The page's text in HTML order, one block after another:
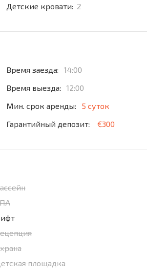
Детские кровати: 2
Время заезда:
14:00
Время выезда:
12:00
Мин. срок аренды:
5 суток
Гарантийный депозит:
€300
площадка